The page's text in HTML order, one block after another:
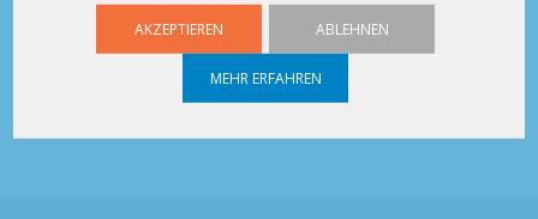
AKZEPTIEREN ABLEHNEN
MEHR ERFAHREN